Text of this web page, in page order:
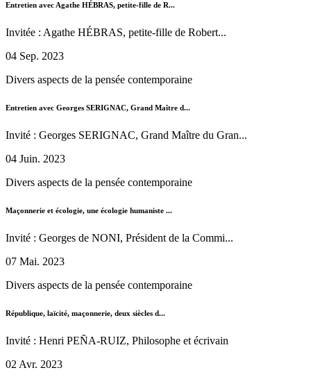
Entretien avec Agathe HÉBRAS, petite-fille de R...
Invitée : Agathe HÉBRAS, petite-fille de Robert...
04 Sep. 2023
Divers aspects de la pensée contemporaine
Entretien avec Georges SERIGNAC, Grand Maître d...
Invité : Georges SERIGNAC, Grand Maître du Gran...
04 Juin. 2023
Divers aspects de la pensée contemporaine
Maçonnerie et écologie, une écologie humaniste ...
Invité : Georges de NONI, Président de la Commi...
07 Mai. 2023
Divers aspects de la pensée contemporaine
République, laïcité, maçonnerie, deux siècles d...
Invité : Henri PEÑA-RUIZ, Philosophe et écrivain
02 Avr. 2023